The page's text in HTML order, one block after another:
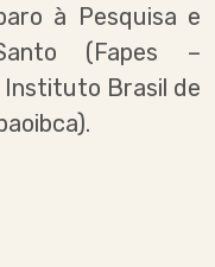
à Pesquisa e
(Fapes –
Instituto Brasil de